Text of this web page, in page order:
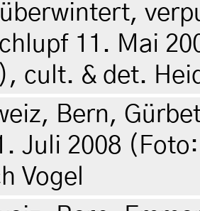
überwintert,
11. Mai
cult. & det.
Bern,
Juli 2008
Vogel